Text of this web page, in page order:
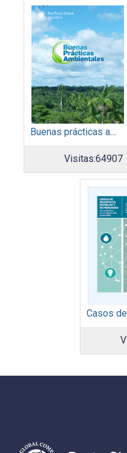
Buenas prácticas ambientales 2014
Visitas:64907